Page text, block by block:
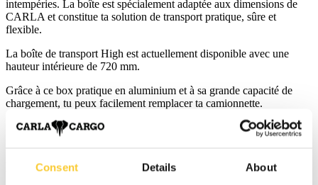
Consent Details About
intempéries. La boîte est spécialement adaptée aux dimensions de
CARLA et constitue ta solution de transport pratique, sûre et
flexible.
La boîte de transport High est actuellement disponible avec une
hauteur intérieure de 720 mm.
Grâce à ce box pratique en aluminium et à sa grande capacité de
chargement, tu peux facilement remplacer ta camionnette.
Sur demande, il est possible de passer à un système de verrouillage
Les principaux avantages pour VOUS